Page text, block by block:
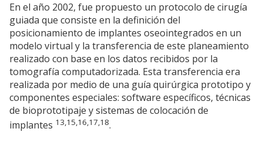
En el año 2002, fue propuesto un protocolo de cirugía
guiada que consiste en la definición del
posicionamiento de implantes oseointegrados en un
modelo virtual y la transferencia de este planeamiento
realizado con base en los datos recibidos por la
tomografía computadorizada. Esta transferencia era
realizada por medio de una guía quirúrgica prototipo y
componentes especiales: software específicos, técnicas
de bioprototipaje y sistemas de colocación de
implantes 13,15,16,17,18.